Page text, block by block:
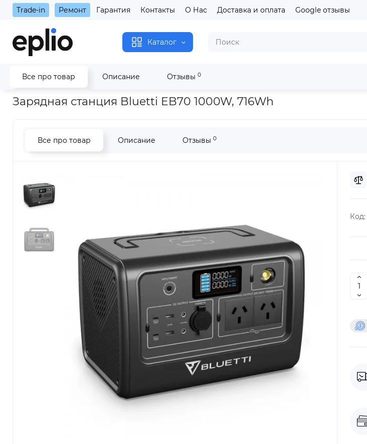
Trade-in Ремонт Гарантия Контакты О Нас Доставка и оплата Google отзывы
Каталог
Все про товар Описание Отзывы 0
Главная Аксессуары Зарядные устройства Зарядная станция Bluetti EB70 1000W, 716Wh
Зарядная станция Bluetti EB70 1000W, 716Wh
Все про товар Описание Отзывы 0
Код: